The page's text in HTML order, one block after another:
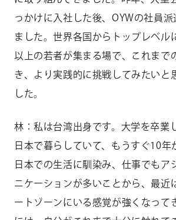
っかけに入社した後、OYWの社員派
ました。世界各国からトップレベル
以上の若者が集まる場で、これまで
き、より実践的に挑戦してみたいと
した。
林：私は台湾出身です。大学を卒業
日本で暮らしていて、もうすぐ10年
日本での生活に馴染み、仕事でもア
ニケーションが多いことから、最近
ートゾーンにいる感覚が強くなって